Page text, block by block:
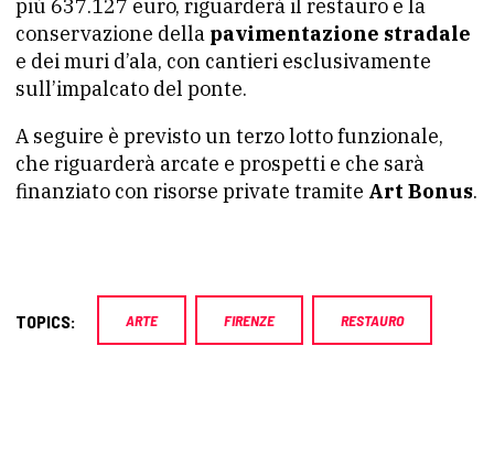
più 637.127 euro, riguarderà il restauro e la
conservazione della pavimentazione stradale
e dei muri d’ala, con cantieri esclusivamente
sull’impalcato del ponte.
A seguire è previsto un terzo lotto funzionale,
che riguarderà arcate e prospetti e che sarà
finanziato con risorse private tramite Art Bonus.
TOPICS: ARTE FIRENZE RESTAURO